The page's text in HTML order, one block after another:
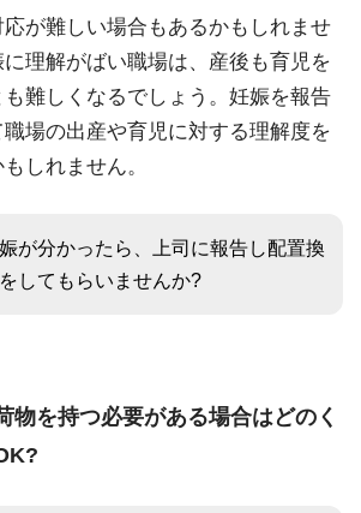
が難しい場合もあるかもしれませ
理解がばい職場は、産後も育児を
難しくなるでしょう。妊娠を報告
場の出産や育児に対する理解度を
しれません。
が分かったら、上司に報告し配置換
してもらいませんか?
物を持つ必要がある場合はどのく